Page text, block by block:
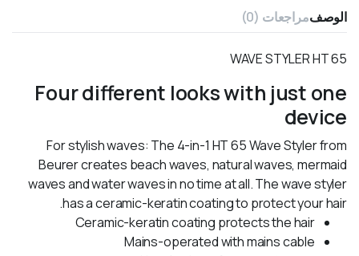
الوصفمراجعات (0)
WAVE STYLER HT 65
Four different looks with just one
device
For stylish waves: The 4-in-1 HT 65 Wave Styler from
Beurer creates beach waves, natural waves, mermaid
waves and water waves in no time at all. The wave styler
has a ceramic-keratin coating to protect your hair.
Ceramic-keratin coating protects the hair
Mains-operated with mains cable